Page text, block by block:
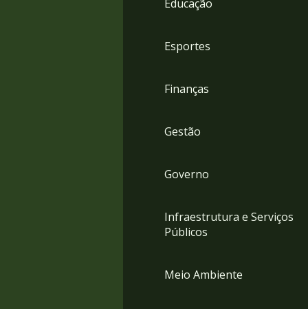
Educação
Esportes
Finanças
Gestão
Governo
Infraestrutura e Serviços
Públicos
Meio Ambiente